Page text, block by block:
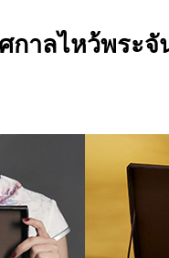
าลไหว้พระ